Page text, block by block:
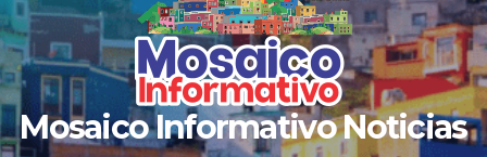
Mosaico Informativo Noticias